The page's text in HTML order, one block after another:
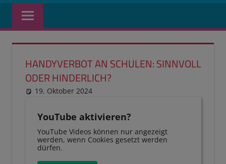
HANDYVERBOT AN SCHULEN: SINNVOLL
ODER HINDERLICH?
19. Oktober 2024
YouTube aktivieren?
YouTube Videos können nur angezeigt
werden, wenn Cookies gesetzt werden
dürfen.